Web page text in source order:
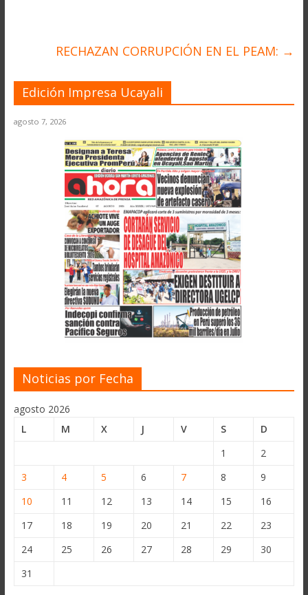
RECHAZAN CORRUPCIÓN EN EL PEAM: →
Edición Impresa Ucayali
agosto 7, 2026
Noticias por Fecha
agosto 2026
L
M X J V S
D
1
2
3
4 5 6 7 8
9
10
11 12 13 14 15
16
17
18 19 20 21 22
23
24
25 26 27 28 29
30
31